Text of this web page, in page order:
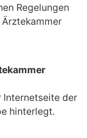
Regelungen
Internetseite der
hinterlegt.